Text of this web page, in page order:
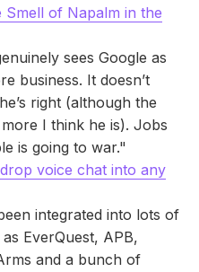
of Napalm in the
sees Google as
business. It doesn’t
right (although the
I think he is). Jobs
is going to war."
voice chat into any
integrated into lots of
EverQuest, APB,
and a bunch of